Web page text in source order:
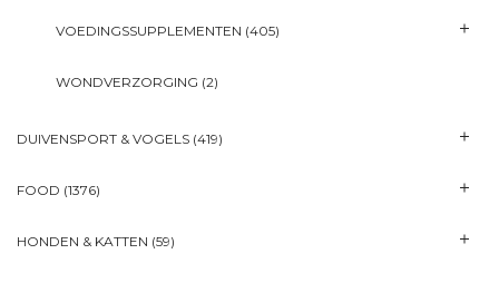
VOEDINGSSUPPLEMENTEN (405)
WONDVERZORGING (2)
DUIVENSPORT & VOGELS (419)
FOOD (1376)
HONDEN & KATTEN (59)